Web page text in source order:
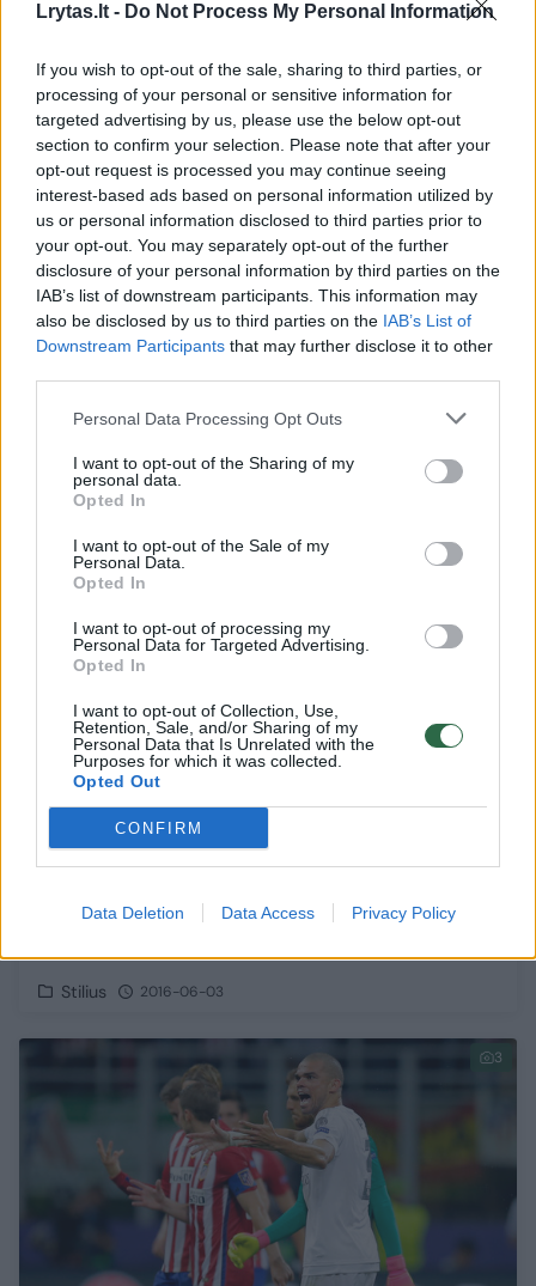
Lrytas.lt - Do Not Process My Personal Information
If you wish to opt-out of the sale, sharing to third parties, or
processing of your personal or sensitive information for
targeted advertising by us, please use the below opt-out
section to confirm your selection. Please note that after your
opt-out request is processed you may continue seeing
interest-based ads based on personal information utilized by
us or personal information disclosed to third parties prior to
your opt-out. You may separately opt-out of the further
disclosure of your personal information by third parties on the
IAB’s list of downstream participants. This information may
also be disclosed by us to third parties on the IAB’s List of
Downstream Participants that may further disclose it to other
Personal Data Processing Opt Outs
I want to opt-out of the Sharing of my
personal data.
Opted In
I want to opt-out of the Sale of my
Personal Data.
Opted In
I want to opt-out of processing my
Personal Data for Targeted Advertising.
Opted In
I want to opt-out of Collection, Use,
Retention, Sale, and/or Sharing of my
Personal Data that Is Unrelated with the
Purposes for which it was collected.
Opted Out
CONFIRM
Data Deletion Data Access Privacy Policy
Sportas 2017-06-06
Po kaltinimų audros Mia prabilo: skandalas
atvėrė jai akis
Žmonės
Dainininkės Mios linksmybės – su paaugliu
sūnumi Matu
Stilius 2016-06-03
3